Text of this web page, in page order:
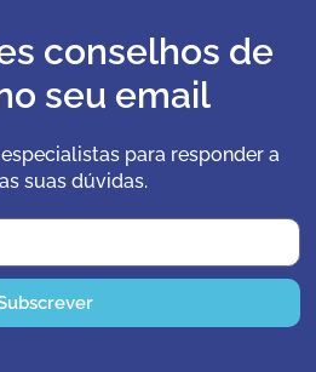
conselhos de
seu email
para responder a
suas dúvidas.